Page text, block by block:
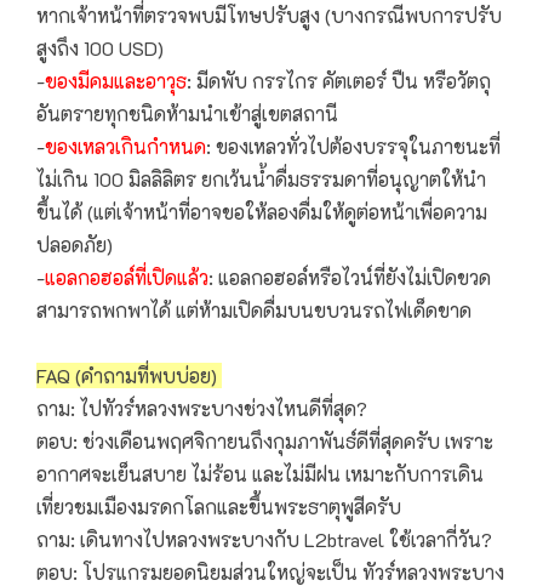
หากเจ้าหน้าที่ตรวจพบมีโทษปรับสูง (บางกรณีพบการปรับ
สูงถึง 100 USD)
-ของมีคมและอาวุธ: มีดพับ กรรไกร คัตเตอร์ ปืน หรือวัตถุ
อันตรายทุกชนิดห้ามนำเข้าสู่เขตสถานี
-ของเหลวเกินกำหนด: ของเหลวทั่วไปต้องบรรจุในภาชนะที่
ไม่เกิน 100 มิลลิลิตร ยกเว้นน้ำดื่มธรรมดาที่อนุญาตให้นำ
ขึ้นได้ (แต่เจ้าหน้าที่อาจขอให้ลองดื่มให้ดูต่อหน้าเพื่อความ
ปลอดภัย)
-แอลกอฮอล์ที่เปิดแล้ว: แอลกอฮอล์หรือไวน์ที่ยังไม่เปิดขวด
สามารถพกพาได้ แต่ห้ามเปิดดื่มบนขบวนรถไฟเด็ดขาด
FAQ (คำถามที่พบบ่อย)
ถาม: ไปทัวร์หลวงพระบางช่วงไหนดีที่สุด?
ตอบ: ช่วงเดือนพฤศจิกายนถึงกุมภาพันธ์ดีที่สุดครับ เพราะ
อากาศจะเย็นสบาย ไม่ร้อน และไม่มีฝน เหมาะกับการเดิน
เที่ยวชมเมืองมรดกโลกและขึ้นพระธาตุพูสีครับ
ถาม: เดินทางไปหลวงพระบางกับ L2btravel ใช้เวลากี่วัน?
ตอบ: โปรแกรมยอดนิยมส่วนใหญ่จะเป็น ทัวร์หลวงพระบาง